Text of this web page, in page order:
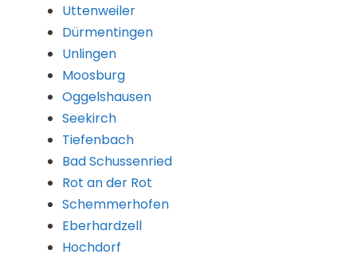
Uttenweiler
Dürmentingen
Unlingen
Moosburg
Oggelshausen
Seekirch
Tiefenbach
Bad Schussenried
Rot an der Rot
Schemmerhofen
Eberhardzell
Hochdorf